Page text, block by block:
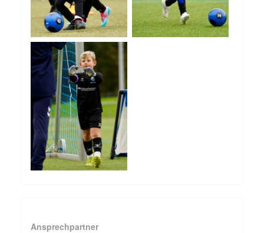
Ansprechpartner